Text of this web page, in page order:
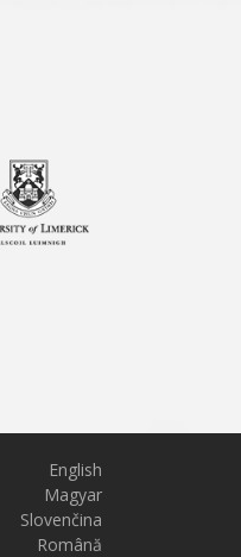
English
Magyar
Slovenčina
Română